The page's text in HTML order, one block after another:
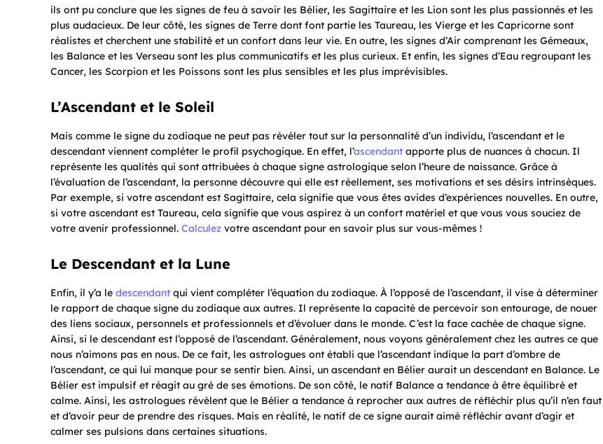
ils ont pu conclure que les signes de feu à savoir les Bélier, les Sagittaire et les Lion sont les plus passionnés et les
plus audacieux. De leur côté, les signes de Terre dont font partie les Taureau, les Vierge et les Capricorne sont
réalistes et cherchent une stabilité et un confort dans leur vie. En outre, les signes d’Air comprenant les Gémeaux,
les Balance et les Verseau sont les plus communicatifs et les plus curieux. Et enfin, les signes d’Eau regroupant les
Cancer, les Scorpion et les Poissons sont les plus sensibles et les plus imprévisibles.
L’Ascendant et le Soleil
Mais comme le signe du zodiaque ne peut pas révéler tout sur la personnalité d’un individu, l’ascendant et le
descendant viennent compléter le profil psychogique. En effet, l’ascendant apporte plus de nuances à chacun. Il
représente les qualités qui sont attribuées à chaque signe astrologique selon l’heure de naissance. Grâce à
l’évaluation de l’ascendant, la personne découvre qui elle est réellement, ses motivations et ses désirs intrinsèques.
Par exemple, si votre ascendant est Sagittaire, cela signifie que vous êtes avides d’expériences nouvelles. En outre,
si votre ascendant est Taureau, cela signifie que vous aspirez à un confort matériel et que vous vous souciez de
votre avenir professionnel. Calculez votre ascendant pour en savoir plus sur vous-mêmes !
Le Descendant et la Lune
Enfin, il y’a le descendant qui vient compléter l’équation du zodiaque. À l’opposé de l’ascendant, il vise à déterminer
le rapport de chaque signe du zodiaque aux autres. Il représente la capacité de percevoir son entourage, de nouer
des liens sociaux, personnels et professionnels et d’évoluer dans le monde. C’est la face cachée de chaque signe.
Ainsi, si le descendant est l’opposé de l’ascendant. Généralement, nous voyons généralement chez les autres ce que
nous n’aimons pas en nous. De ce fait, les astrologues ont établi que l’ascendant indique la part d’ombre de
l’ascendant, ce qui lui manque pour se sentir bien. Ainsi, un ascendant en Bélier aurait un descendant en Balance. Le
Bélier est impulsif et réagit au gré de ses émotions. De son côté, le natif Balance a tendance à être équilibré et
calme. Ainsi, les astrologues révèlent que le Bélier a tendance à reprocher aux autres de réfléchir plus qu’il n’en faut
et d’avoir peur de prendre des risques. Mais en réalité, le natif de ce signe aurait aimé réfléchir avant d’agir et
calmer ses pulsions dans certaines situations.